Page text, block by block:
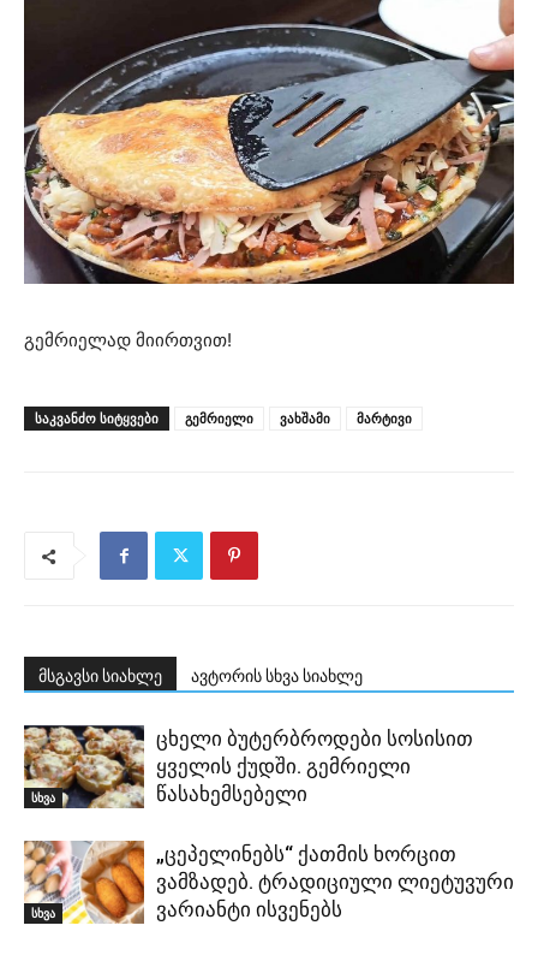
გემრიელად მიირთვით!
ᲡᲐᲙᲕᲐᲜᲫᲝ ᲡᲘᲢᲧᲕᲔᲑᲘ გემრიელი ვახშამი მარტივი
მსგავსი სიახლე ავტორის სხვა სიახლე
სხვა
ცხელი ბუტერბროდები სოსისით
ყველის ქუდში. გემრიელი
წასახემსებელი
სხვა
„ცეპელინებს“ ქათმის ხორცით
ვამზადებ. ტრადიციული ლიეტუვური
ვარიანტი ისვენებს